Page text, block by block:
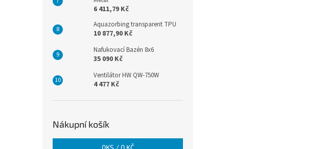
6 411,79 Kč
Aquazorbing transparent TPU
10 877,90 Kč
Nafukovací Bazén 8x6
35 090 Kč
Ventilátor HW QW-750W
4 477 Kč
Nákupní košík
0KS / 0 KČ